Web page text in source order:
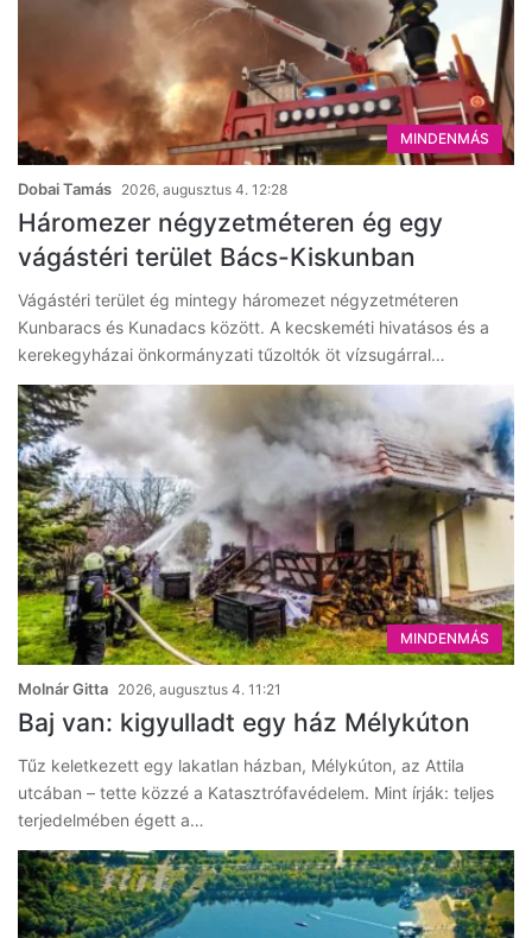
MINDENMÁS
Dobai Tamás 2026, augusztus 4. 12:28
Háromezer négyzetméteren ég egy
vágástéri terület Bács-Kiskunban
Vágástéri terület ég mintegy háromezet négyzetméteren
Kunbaracs és Kunadacs között. A kecskeméti hivatásos és a
kerekegyházai önkormányzati tűzoltók öt vízsugárral…
MINDENMÁS
Molnár Gitta 2026, augusztus 4. 11:21
Baj van: kigyulladt egy ház Mélykúton
Tűz keletkezett egy lakatlan házban, Mélykúton, az Attila
utcában – tette közzé a Katasztrófavédelem. Mint írják: teljes
terjedelmében égett a…